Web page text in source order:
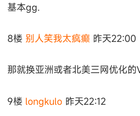
基本gg.
8楼 别人笑我太疯癫 昨天22:00
那就换亚洲或者北美三网优化的
9楼 longkulo 昨天22:12